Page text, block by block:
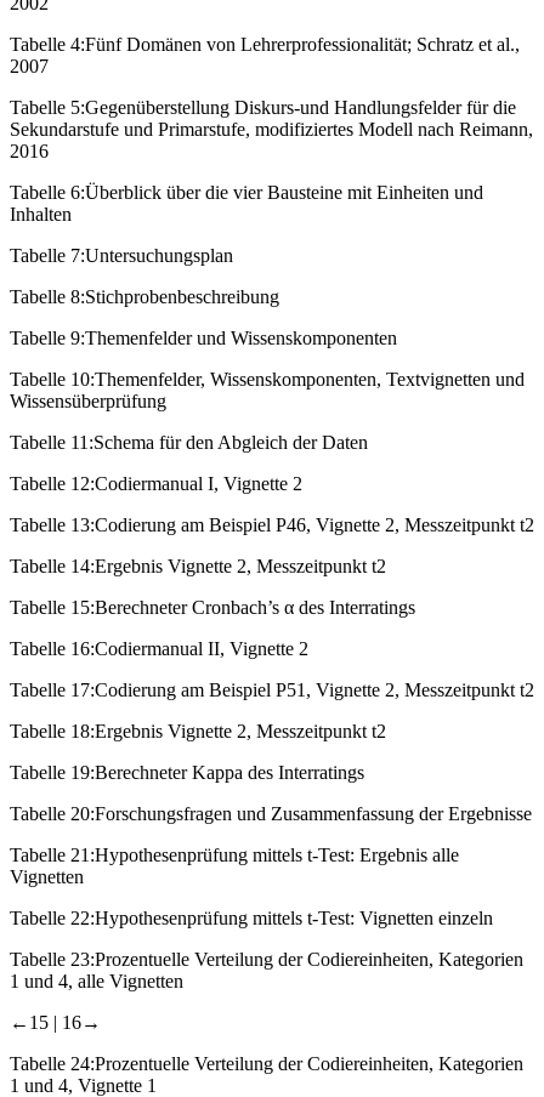
Tabelle 4:Fünf Domänen von Lehrerprofessionalität; Schratz et al.,
2007
Tabelle 5:Gegenüberstellung Diskurs-und Handlungsfelder für die
Sekundarstufe und Primarstufe, modifiziertes Modell nach Reimann,
2016
Tabelle 6:Überblick über die vier Bausteine mit Einheiten und
Inhalten
Tabelle 7:Untersuchungsplan
Tabelle 8:Stichprobenbeschreibung
Tabelle 9:Themenfelder und Wissenskomponenten
Tabelle 10:Themenfelder, Wissenskomponenten, Textvignetten und
Wissensüberprüfung
Tabelle 11:Schema für den Abgleich der Daten
Tabelle 12:Codiermanual I, Vignette 2
Tabelle 13:Codierung am Beispiel P46, Vignette 2, Messzeitpunkt t2
Tabelle 14:Ergebnis Vignette 2, Messzeitpunkt t2
Tabelle 15:Berechneter Cronbach’s α des Interratings
Tabelle 16:Codiermanual II, Vignette 2
Tabelle 17:Codierung am Beispiel P51, Vignette 2, Messzeitpunkt t2
Tabelle 18:Ergebnis Vignette 2, Messzeitpunkt t2
Tabelle 19:Berechneter Kappa des Interratings
Tabelle 20:Forschungsfragen und Zusammenfassung der Ergebnisse
Tabelle 21:Hypothesenprüfung mittels t-Test: Ergebnis alle
Vignetten
Tabelle 22:Hypothesenprüfung mittels t-Test: Vignetten einzeln
Tabelle 23:Prozentuelle Verteilung der Codiereinheiten, Kategorien
1 und 4, alle Vignetten
←15 | 16→
Tabelle 24:Prozentuelle Verteilung der Codiereinheiten, Kategorien
1 und 4, Vignette 1